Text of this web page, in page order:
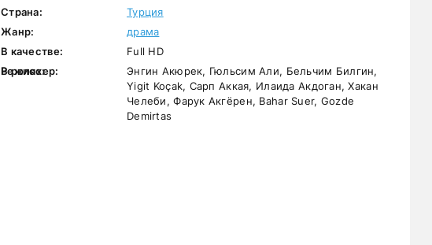
Страна:
Турция
Жанр:
драма
В качестве:
Full HD
Режиссер:
В ролях:
Энгин Акюрек, Гюльсим Али, Бельчим Билгин,
Yigit Koçak, Сарп Аккая, Илаида Акдоган, Хакан
Челеби, Фарук Акгёрен, Bahar Suer, Gozde
Demirtas